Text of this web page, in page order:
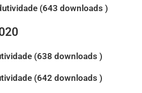
(643 downloads )
(638 downloads )
(642 downloads )